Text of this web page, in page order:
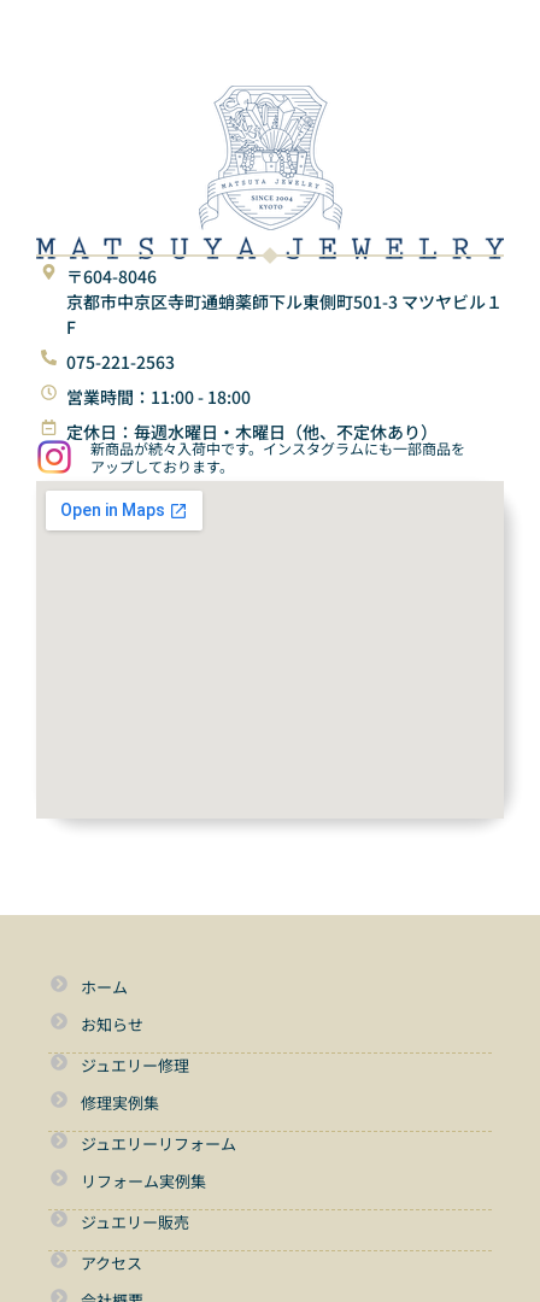
〒604-8046
京都市中京区寺町通蛸薬師下ル東側町501-3 マツヤビル１
F
075-221-2563
営業時間：11:00 - 18:00
定休日：毎週水曜日・木曜日（他、不定休あり）
新商品が続々入荷中です。インスタグラムにも一部商品を
アップしております。
ホーム
お知らせ
ジュエリー修理
修理実例集
ジュエリーリフォーム
リフォーム実例集
ジュエリー販売
アクセス